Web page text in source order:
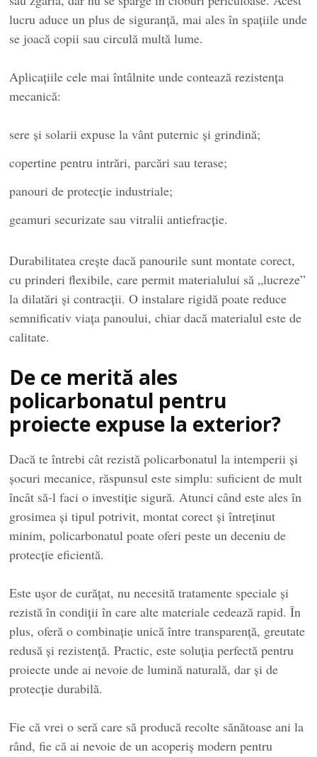
lucru aduce un plus de siguranță, mai ales în spațiile unde
se joacă copii sau circulă multă lume.
Aplicațiile cele mai întâlnite unde contează rezistența
mecanică:
sere și solarii expuse la vânt puternic și grindină;
copertine pentru intrări, parcări sau terase;
panouri de protecție industriale;
geamuri securizate sau vitralii antiefracție.
Durabilitatea crește dacă panourile sunt montate corect,
cu prinderi flexibile, care permit materialului să „lucreze”
la dilatări și contracții. O instalare rigidă poate reduce
semnificativ viața panoului, chiar dacă materialul este de
calitate.
De ce merită ales
policarbonatul pentru
proiecte expuse la exterior?
Dacă te întrebi cât rezistă policarbonatul la intemperii și
șocuri mecanice, răspunsul este simplu: suficient de mult
încât să-l faci o investiție sigură. Atunci când este ales în
grosimea și tipul potrivit, montat corect și întreținut
minim, policarbonatul poate oferi peste un deceniu de
protecție eficientă.
Este ușor de curățat, nu necesită tratamente speciale și
rezistă în condiții în care alte materiale cedează rapid. În
plus, oferă o combinație unică între transparență, greutate
redusă și rezistență. Practic, este soluția perfectă pentru
proiecte unde ai nevoie de lumină naturală, dar și de
protecție durabilă.
Fie că vrei o seră care să producă recolte sănătoase ani la
rând, fie că ai nevoie de un acoperiș modern pentru